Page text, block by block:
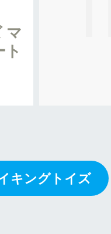
マ
キングトイズ